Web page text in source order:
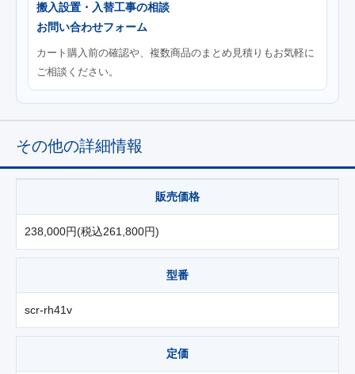
搬入設置・入替工事の相談
お問い合わせフォーム
カート購入前の確認や、複数商品のまとめ見積りもお気軽に
ご相談ください。
その他の詳細情報
販売価格
238,000円(税込261,800円)
型番
scr-rh41v
定価